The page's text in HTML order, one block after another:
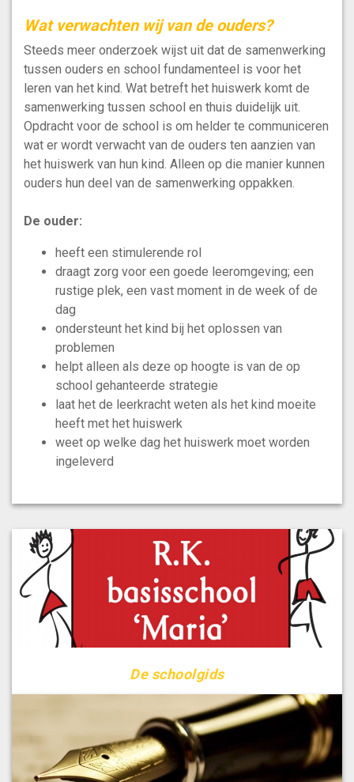
Wat verwachten wij van de ouders?
Steeds meer onderzoek wijst uit dat de samenwerking
tussen ouders en school fundamenteel is voor het
leren van het kind. Wat betreft het huiswerk komt de
samenwerking tussen school en thuis duidelijk uit.
Opdracht voor de school is om helder te communiceren
wat er wordt verwacht van de ouders ten aanzien van
het huiswerk van hun kind. Alleen op die manier kunnen
ouders hun deel van de samenwerking oppakken.
De ouder:
heeft een stimulerende rol
draagt zorg voor een goede leeromgeving; een
rustige plek, een vast moment in de week of de
dag
ondersteunt het kind bij het oplossen van
problemen
helpt alleen als deze op hoogte is van de op
school gehanteerde strategie
laat het de leerkracht weten als het kind moeite
heeft met het huiswerk
weet op welke dag het huiswerk moet worden
ingeleverd
De schoolgids